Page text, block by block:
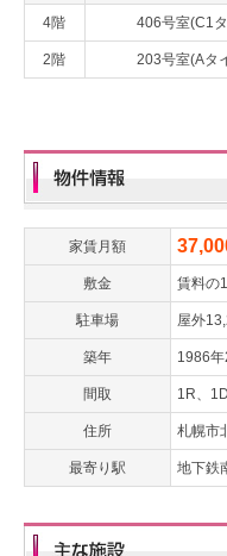
4階 406号室(C1
2階 203号室(Aタ
家賃月額
敷金 賃料の
駐車場 屋外
築年 1986年
間取 1R、
住所 札幌市
最寄り駅 地下鉄